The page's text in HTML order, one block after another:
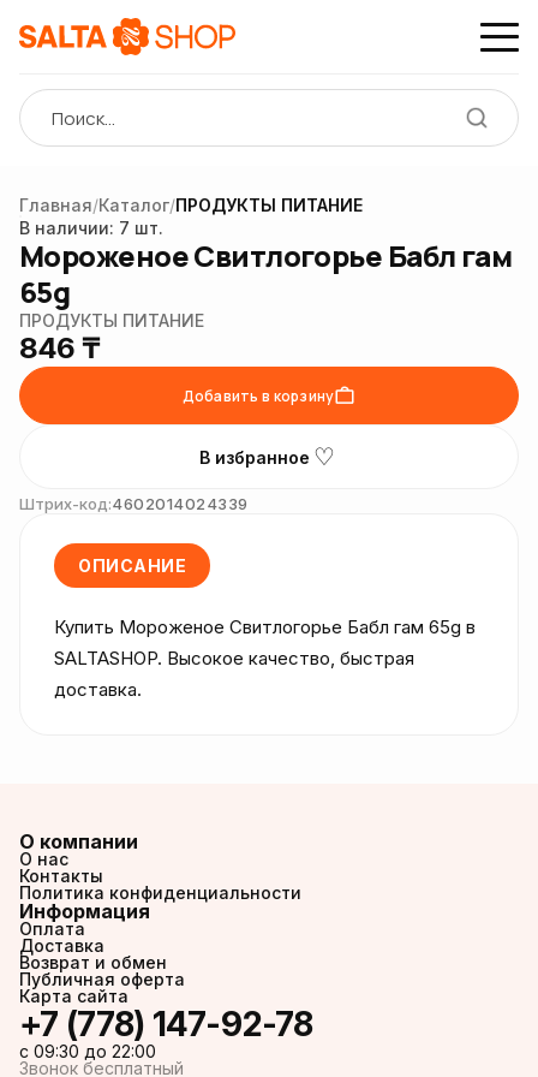
Главная/Каталог/ПРОДУКТЫ ПИТАНИЕ
Нет
фотоВ наличии: 7 шт.
Мороженое Свитлогорье Бабл гам
65g
ПРОДУКТЫ ПИТАНИЕ
846 ₸
Добавить в корзину
В избранное ♡
Штрих-код:4602014024339
ОПИСАНИЕ
Купить Мороженое Свитлогорье Бабл гам 65g в
SALTASHOP. Высокое качество, быстрая
доставка.
О компании
О нас
Контакты
Политика конфиденциальности
Информация
Оплата
Доставка
Возврат и обмен
Публичная оферта
Карта сайта
+7 (778) 147-92-78
c 09:30 до 22:00
Звонок бесплатный